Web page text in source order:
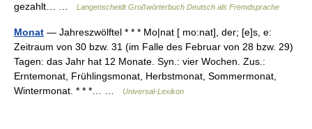
gezahlt… …
Langenscheidt Großwörterbuch Deutsch als Fremdsprache
Monat — Jahreszwölftel * * * Mo|nat [ mo:nat], der; [e]s, e:
Zeitraum von 30 bzw. 31 (im Falle des Februar von 28 bzw. 29)
Tagen: das Jahr hat 12 Monate. Syn.: vier Wochen. Zus.:
Erntemonat, Frühlingsmonat, Herbstmonat, Sommermonat,
Wintermonat. * * *… …
Universal-Lexikon